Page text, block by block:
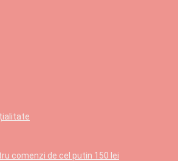
comenzi de cel putin 150 lei